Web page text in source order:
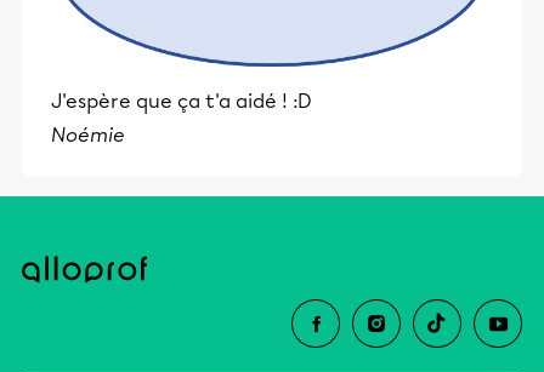
J'espère que ça t'a aidé ! :D
Noémie